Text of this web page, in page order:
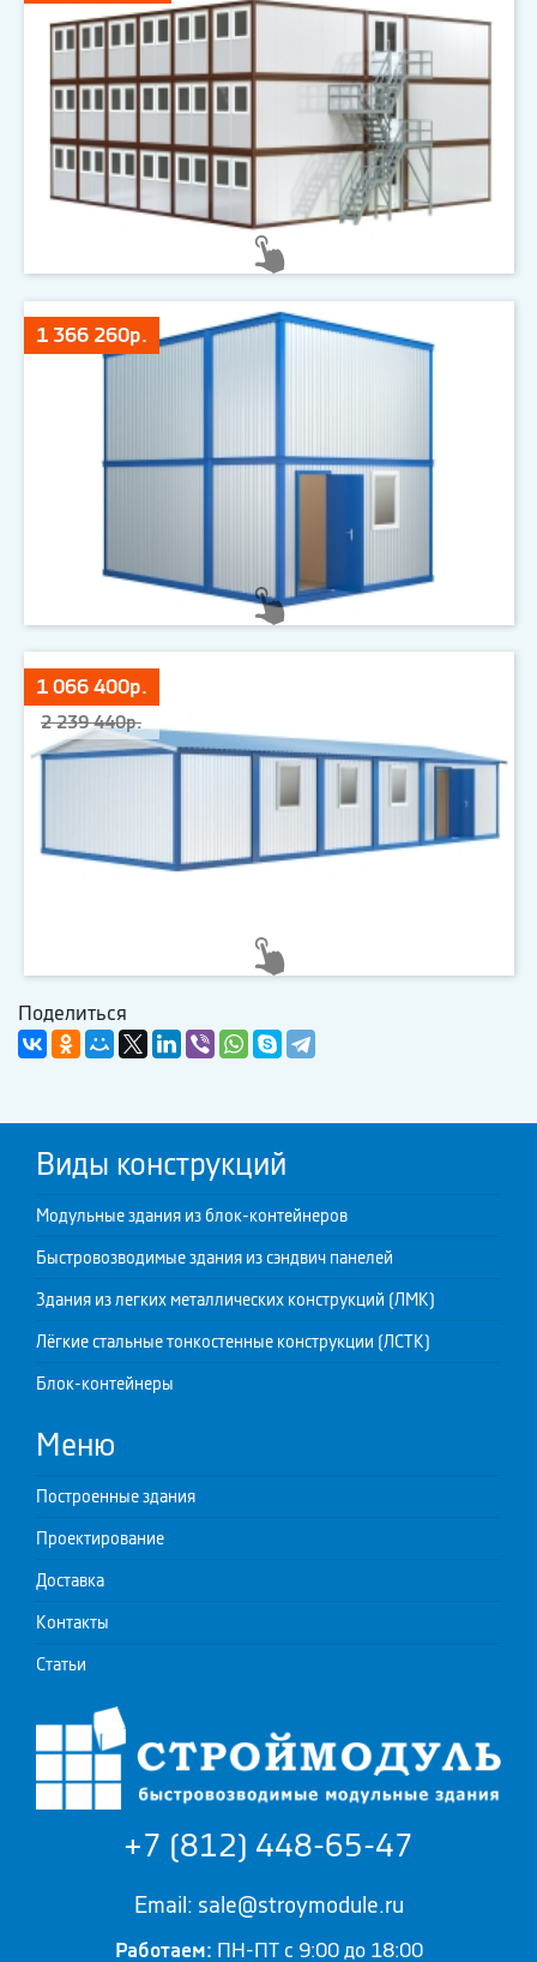
1 366 260р.
1 066 400р.
2 239 440р.
Поделиться
Виды конструкций
Модульные здания из блок-контейнеров
Быстровозводимые здания из сэндвич панелей
Здания из легких металлических конструкций (ЛМК)
Лёгкие стальные тонкостенные конструкции (ЛСТК)
Блок-контейнеры
Меню
Построенные здания
Проектирование
Доставка
Контакты
Статьи
+7 (812) 448-65-47
Email: sale@stroymodule.ru
Работаем: ПН-ПТ с 9:00 до 18:00